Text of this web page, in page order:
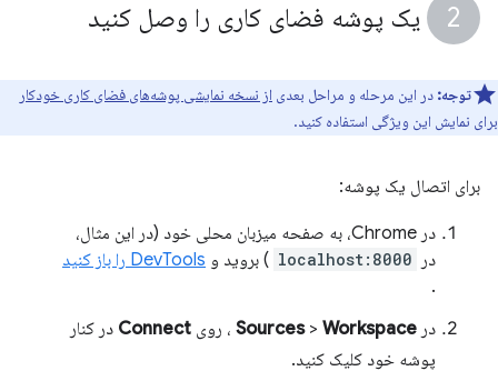
یک پوشه فضای کاری را وصل کنید
توجه: در این مرحله و مراحل بعدی از نسخه نمایشی پوشه‌های فضای کاری خودکار
برای نمایش این ویژگی استفاده کنید.
برای اتصال یک پوشه:
در Chrome، به صفحه میزبان محلی خود (در این مثال،
در
localhost:8000 ) بروید و DevTools را باز کنید
.
در
Sources> Workspace ، روی Connect در کنار
پوشه خود کلیک کنید.